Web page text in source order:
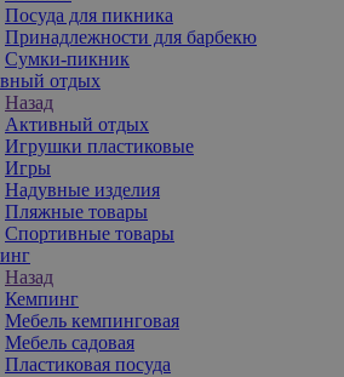
Посуда для пикника
Принадлежности для барбекю
Сумки-пикник
отдых
Назад
Активный отдых
Игрушки пластиковые
Игры
Надувные изделия
Пляжные товары
Спортивные товары
Назад
Кемпинг
Мебель кемпинговая
Мебель садовая
Пластиковая посуда